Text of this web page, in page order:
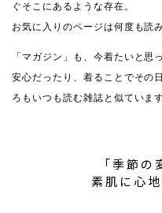
ぐそこにあるような存在。
お気に入りのページは何度も読
「マガジン」も、今着たいと思
安心だったり、着ることでその
ろもいつも読む雑誌と似ています
「季節
素肌に心